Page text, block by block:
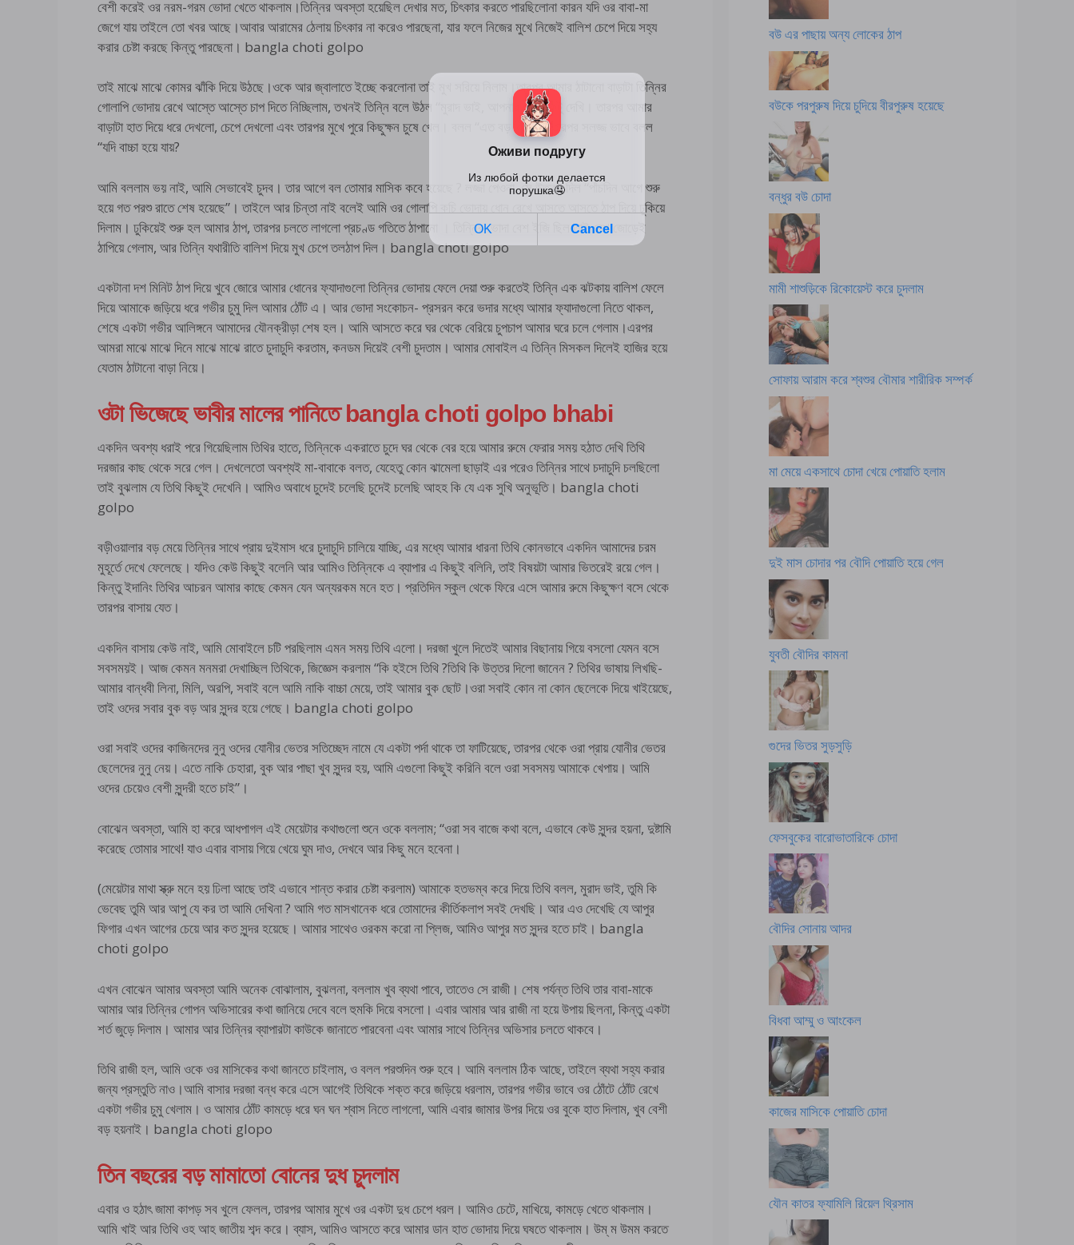
বেশী করেই ওর নরম-গরম ভোদা খেতে থাকলাম।তিন্নির অবস্তা হয়েছিল দেখার মত, চিৎকার করতে পারছিলোনা কারন যদি ওর বাবা-মা
জেগে যায় তাইলে তো খবর আছে।আবার আরামের ঠেলায় চিৎকার না করেও পারছেনা, যার ফলে নিজের মুখে নিজেই বালিশ চেপে দিয়ে সহ্য
করার চেষ্টা করছে কিন্তু পারছেনা। bangla choti golpo
তাই মাঝে মাঝে কোমর ঝাঁকি দিয়ে উঠছে।ওকে আর জ্বালাতে ইচ্ছে করলোনা তাই মুখ সরিয়ে নিলাম।তারপর আমার ঠাটানো বাড়াটা তিন্নির
গোলাপি ভোদায় রেখে আস্তে আস্তে চাপ দিতে নিচ্ছিলাম, তখনই তিন্নি বলে উঠল “মুরাদ ভাই, আপনার ওটা একটু দেখি। তারপর আমার
বাড়াটা হাত দিয়ে ধরে দেখলো, চেপে দেখলো এবং তারপর মুখে পুরে কিছুক্ষন চুষে খেল। বলল “এত বড় জিনিস”! তারপর সলজ্জ ভাবে বলল
“যদি বাচ্চা হয়ে যায়?
আমি বললাম ভয় নাই, আমি সেভাবেই চুদব। তার আগে বল তোমার মাসিক কবে হয়েছে ? লজ্জা পেওনা, সে উত্তর দিল “পাঁচদিন আগে শুরু
হয়ে গত পরশু রাতে শেষ হয়েছে”। তাইলে আর চিন্তা নাই বলেই আমি ওর গোলাপি কচি ভোদায় ধোন রেখে আসতে আসতে ঠাপ দিয়ে ঢুকিয়ে
দিলাম। ঢুকিয়েই শুরু হল আমার ঠাপ, তারপর চলতে লাগলো প্রচণ্ড গতিতে ঠাপানো । তিন্নির ভোদা বেশ ইজি ছিল তাই বেশ জোড়েই
ঠাপিয়ে গেলাম, আর তিন্নি যথারীতি বালিশ দিয়ে মুখ চেপে তলঠাপ দিল। bangla choti golpo
একটানা দশ মিনিট ঠাপ দিয়ে খুবে জোরে আমার ধোনের ফ্যাদাগুলো তিন্নির ভোদায় ফেলে দেয়া শুরু করতেই তিন্নি এক ঝটকায় বালিশ ফেলে
দিয়ে আমাকে জড়িয়ে ধরে গভীর চুমু দিল আমার ঠোঁট এ। আর ভোদা সংকোচন- প্রসরন করে ভদার মধ্যে আমার ফ্যাদাগুলো নিতে থাকল,
শেষে একটা গভীর আলিঙ্গনে আমাদের যৌনক্রীড়া শেষ হল। আমি আসতে করে ঘর থেকে বেরিয়ে চুপচাপ আমার ঘরে চলে গেলাম।এরপর
আমরা মাঝে মাঝে দিনে মাঝে মাঝে রাতে চুদাচুদি করতাম, কনডম দিয়েই বেশী চুদতাম। আমার মোবাইল এ তিন্নি মিসকল দিলেই হাজির হয়ে
যেতাম ঠাটানো বাড়া নিয়ে।
ওটা ভিজেছে ভাবীর মালের পানিতে bangla choti golpo bhabi
একদিন অবশ্য ধরাই পরে গিয়েছিলাম তিথির হাতে, তিন্নিকে একরাতে চুদে ঘর থেকে বের হয়ে আমার রুমে ফেরার সময় হঠাত দেখি তিথি
দরজার কাছ থেকে সরে গেল। দেখলেতো অবশ্যই মা-বাবাকে বলত, যেহেতু কোন ঝামেলা ছাড়াই এর পরেও তিন্নির সাথে চদাচুদি চলছিলো
তাই বুঝলাম যে তিথি কিছুই দেখেনি। আমিও অবাধে চুদেই চলেছি চুদেই চলেছি আহহ কি যে এক সুখি অনুভূতি। bangla choti
golpo
বড়ীওয়ালার বড় মেয়ে তিন্নির সাথে প্রায় দুইমাস ধরে চুদাচুদি চালিয়ে যাচ্ছি, এর মধ্যে আমার ধারনা তিথি কোনভাবে একদিন আমাদের চরম
মুহূর্তে দেখে ফেলেছে। যদিও কেউ কিছুই বলেনি আর আমিও তিন্নিকে এ ব্যাপার এ কিছুই বলিনি, তাই বিষয়টা আমার ভিতরেই রয়ে গেল।
কিন্তু ইদানিং তিথির আচরন আমার কাছে কেমন যেন অন্যরকম মনে হত। প্রতিদিন স্কুল থেকে ফিরে এসে আমার রুমে কিছুক্ষণ বসে থেকে
তারপর বাসায় যেত।
একদিন বাসায় কেউ নাই, আমি মোবাইলে চটি পরছিলাম এমন সময় তিথি এলো। দরজা খুলে দিতেই আমার বিছানায় গিয়ে বসলো যেমন বসে
সবসময়ই। আজ কেমন মনমরা দেখাচ্ছিল তিথিকে, জিজ্ঞেস করলাম “কি হইসে তিথি ?তিথি কি উত্তর দিলো জানেন ? তিথির ভাষায় লিখছি-
আমার বান্ধবী লিনা, মিলি, অরপি, সবাই বলে আমি নাকি বাচ্চা মেয়ে, তাই আমার বুক ছোট।ওরা সবাই কোন না কোন ছেলেকে দিয়ে খাইয়েছে,
তাই ওদের সবার বুক বড় আর সুন্দর হয়ে গেছে। bangla choti golpo
ওরা সবাই ওদের কাজিনদের নুনু ওদের যোনীর ভেতর সতিচ্ছেদ নামে যে একটা পর্দা থাকে তা ফাটিয়েছে, তারপর থেকে ওরা প্রায় যোনীর ভেতর
ছেলেদের নুনু নেয়। এতে নাকি চেহারা, বুক আর পাছা খুব সুন্দর হয়, আমি এগুলো কিছুই করিনি বলে ওরা সবসময় আমাকে খেপায়। আমি
ওদের চেয়েও বেশী সুন্দরী হতে চাই”।
বোঝেন অবস্তা, আমি হা করে আধপাগল এই মেয়েটার কথাগুলো শুনে ওকে বললাম; “ওরা সব বাজে কথা বলে, এভাবে কেউ সুন্দর হয়না, দুষ্টামি
করেছে তোমার সাথে! যাও এবার বাসায় গিয়ে খেয়ে ঘুম দাও, দেখবে আর কিছু মনে হবেনা।
(মেয়েটার মাথা স্ক্রু মনে হয় ঢিলা আছে তাই এভাবে শান্ত করার চেষ্টা করলাম) আমাকে হতভম্ব করে দিয়ে তিথি বলল, মুরাদ ভাই, তুমি কি
ভেবেছ তুমি আর আপু যে কর তা আমি দেখিনা ? আমি গত মাসখানেক ধরে তোমাদের কীর্তিকলাপ সবই দেখছি। আর এও দেখেছি যে আপুর
ফিগার এখন আগের চেয়ে আর কত সুন্দর হয়েছে। আমার সাথেও ওরকম করো না প্লিজ, আমিও আপুর মত সুন্দর হতে চাই। bangla
choti golpo
এখন বোঝেন আমার অবস্তা আমি অনেক বোঝালাম, বুঝলনা, বললাম খুব ব্যথা পাবে, তাতেও সে রাজী। শেষ পর্যন্ত তিথি তার বাবা-মাকে
আমার আর তিন্নির গোপন অভিসারের কথা জানিয়ে দেবে বলে হুমকি দিয়ে বসলো। এবার আমার আর রাজী না হয়ে উপায় ছিলনা, কিন্তু একটা
শর্ত জুড়ে দিলাম। আমার আর তিন্নির ব্যাপারটা কাউকে জানাতে পারবেনা এবং আমার সাথে তিন্নির অভিসার চলতে থাকবে।
তিথি রাজী হল, আমি ওকে ওর মাসিকের কথা জানতে চাইলাম, ও বলল পরশুদিন শুরু হবে। আমি বললাম ঠিক আছে, তাইলে ব্যথা সহ্য করার
জন্য প্রস্তুতি নাও।আমি বাসার দরজা বন্ধ করে এসে আগেই তিথিকে শক্ত করে জড়িয়ে ধরলাম, তারপর গভীর ভাবে ওর ঠোঁটে ঠোঁট রেখে
একটা গভীর চুমু খেলাম। ও আমার ঠোঁট কামড়ে ধরে ঘন ঘন শ্বাস নিতে লাগলো, আমি এবার জামার উপর দিয়ে ওর বুকে হাত দিলাম, খুব বেশী
বড় হয়নাই। bangla choti glopo
তিন বছরের বড় মামাতো বোনের দুধ চুদলাম
এবার ও হঠাৎ জামা কাপড় সব খুলে ফেলল, তারপর আমার মুখে ওর একটা দুধ চেপে ধরল। আমিও চেটে, মাখিয়ে, কামড়ে খেতে থাকলাম।
আমি খাই আর তিথি ওহ আহ জাতীয় শব্দ করে। ব্যাস, আমিও আসতে করে আমার ডান হাত ভোদায় দিয়ে ঘষতে থাকলাম। উম্ ম উমম করতে
বউ এর পাছায় অন্য লোকের ঠাপ
বউকে পরপুরুষ দিয়ে চুদিয়ে বীরপুরুষ হয়েছে
বন্ধুর বউ চোদা
মামী শাশুড়িকে রিকোয়েস্ট করে চুদলাম
সোফায় আরাম করে শ্বশুর বৌমার শারীরিক সম্পর্ক
মা মেয়ে একসাথে চোদা খেয়ে পোয়াতি হলাম
দুই মাস চোদার পর বৌদি পোয়াতি হয়ে গেল
যুবতী বৌদির কামনা
গুদের ভিতর সুড়সুড়ি
ফেসবুকের বারোভাতারিকে চোদা
বৌদির সোনায় আদর
বিধবা আম্মু ও আংকেল
কাজের মাসিকে পোয়াতি চোদা
যৌন কাতর ফ্যামিলি রিয়েল থ্রিসাম